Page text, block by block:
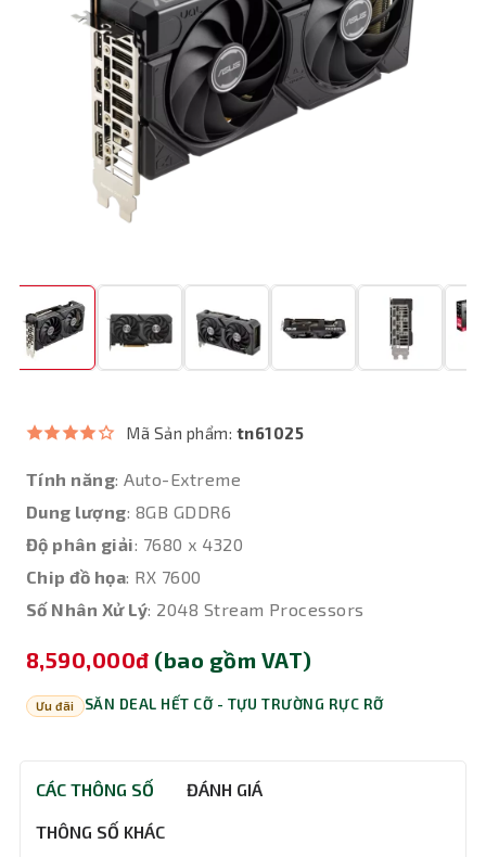
Mã Sản phẩm: tn61025
Tính năng: Auto-Extreme
Dung lượng: 8GB GDDR6
Độ phân giải: 7680 x 4320
Chip đồ họa: RX 7600
Số Nhân Xử Lý: 2048 Stream Processors
8,590,000đ (bao gồm VAT)
Ưu đãi SĂN DEAL HẾT CỠ - TỰU TRƯỜNG RỰC RỠ
CÁC THÔNG SỐ ĐÁNH GIÁ
THÔNG SỐ KHÁC